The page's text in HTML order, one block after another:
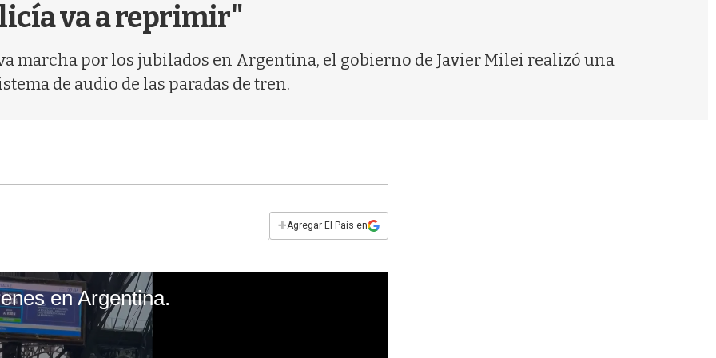
va a reprimir"
marcha por los jubilados en Argentina, el gobierno de Javier Milei realizó una
de audio de las paradas de tren.
+Agregar El País en